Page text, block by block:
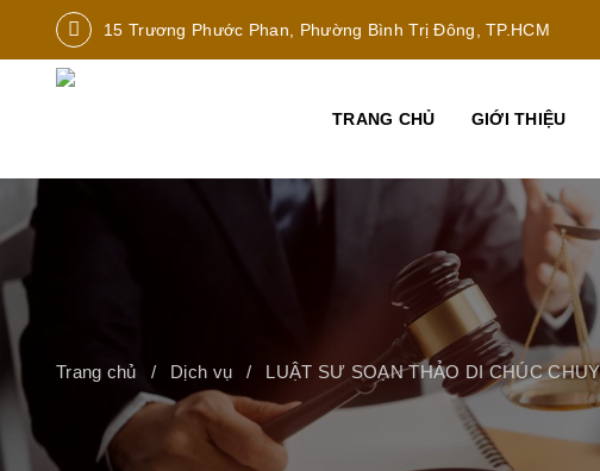
15 Trương Phước Phan, Phường Bình Trị Đông, TP.HCM
TRANG CHỦ GIỚI THIỆU
Trang chủ Dịch vụ LUẬT SƯ SOẠN THẢO DI CHÚC